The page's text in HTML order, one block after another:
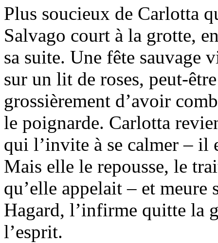
Plus soucieux de Carlotta
Salvago court à la grotte,
sa suite. Une fête sauvage
sur un lit de roses, peut-
grossièrement d’avoir
le poignarde. Carlotta
qui l’invite à se calmer – il
Mais elle le repousse, le
qu’elle appelait – et
Hagard, l’infirme quitte la
l’esprit.